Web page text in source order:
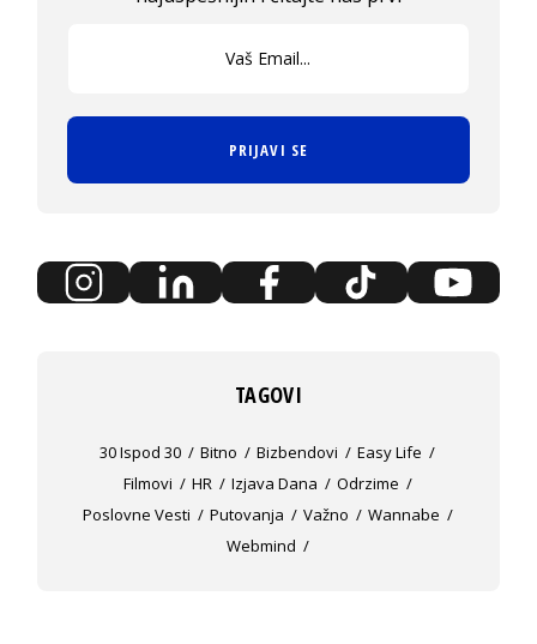
PRIJAVI SE
TAGOVI
30 Ispod 30 Bitno Bizbendovi
Easy Life
Filmovi
HR Izjava Dana
Odrzime
Poslovne Vesti
Putovanja Važno
Wannabe
Webmind